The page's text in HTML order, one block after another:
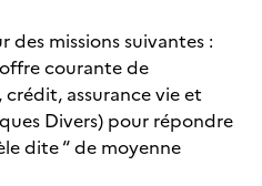
des missions suivantes :
courante de
crédit, assurance vie et
Divers) pour répondre
dite “ de moyenne